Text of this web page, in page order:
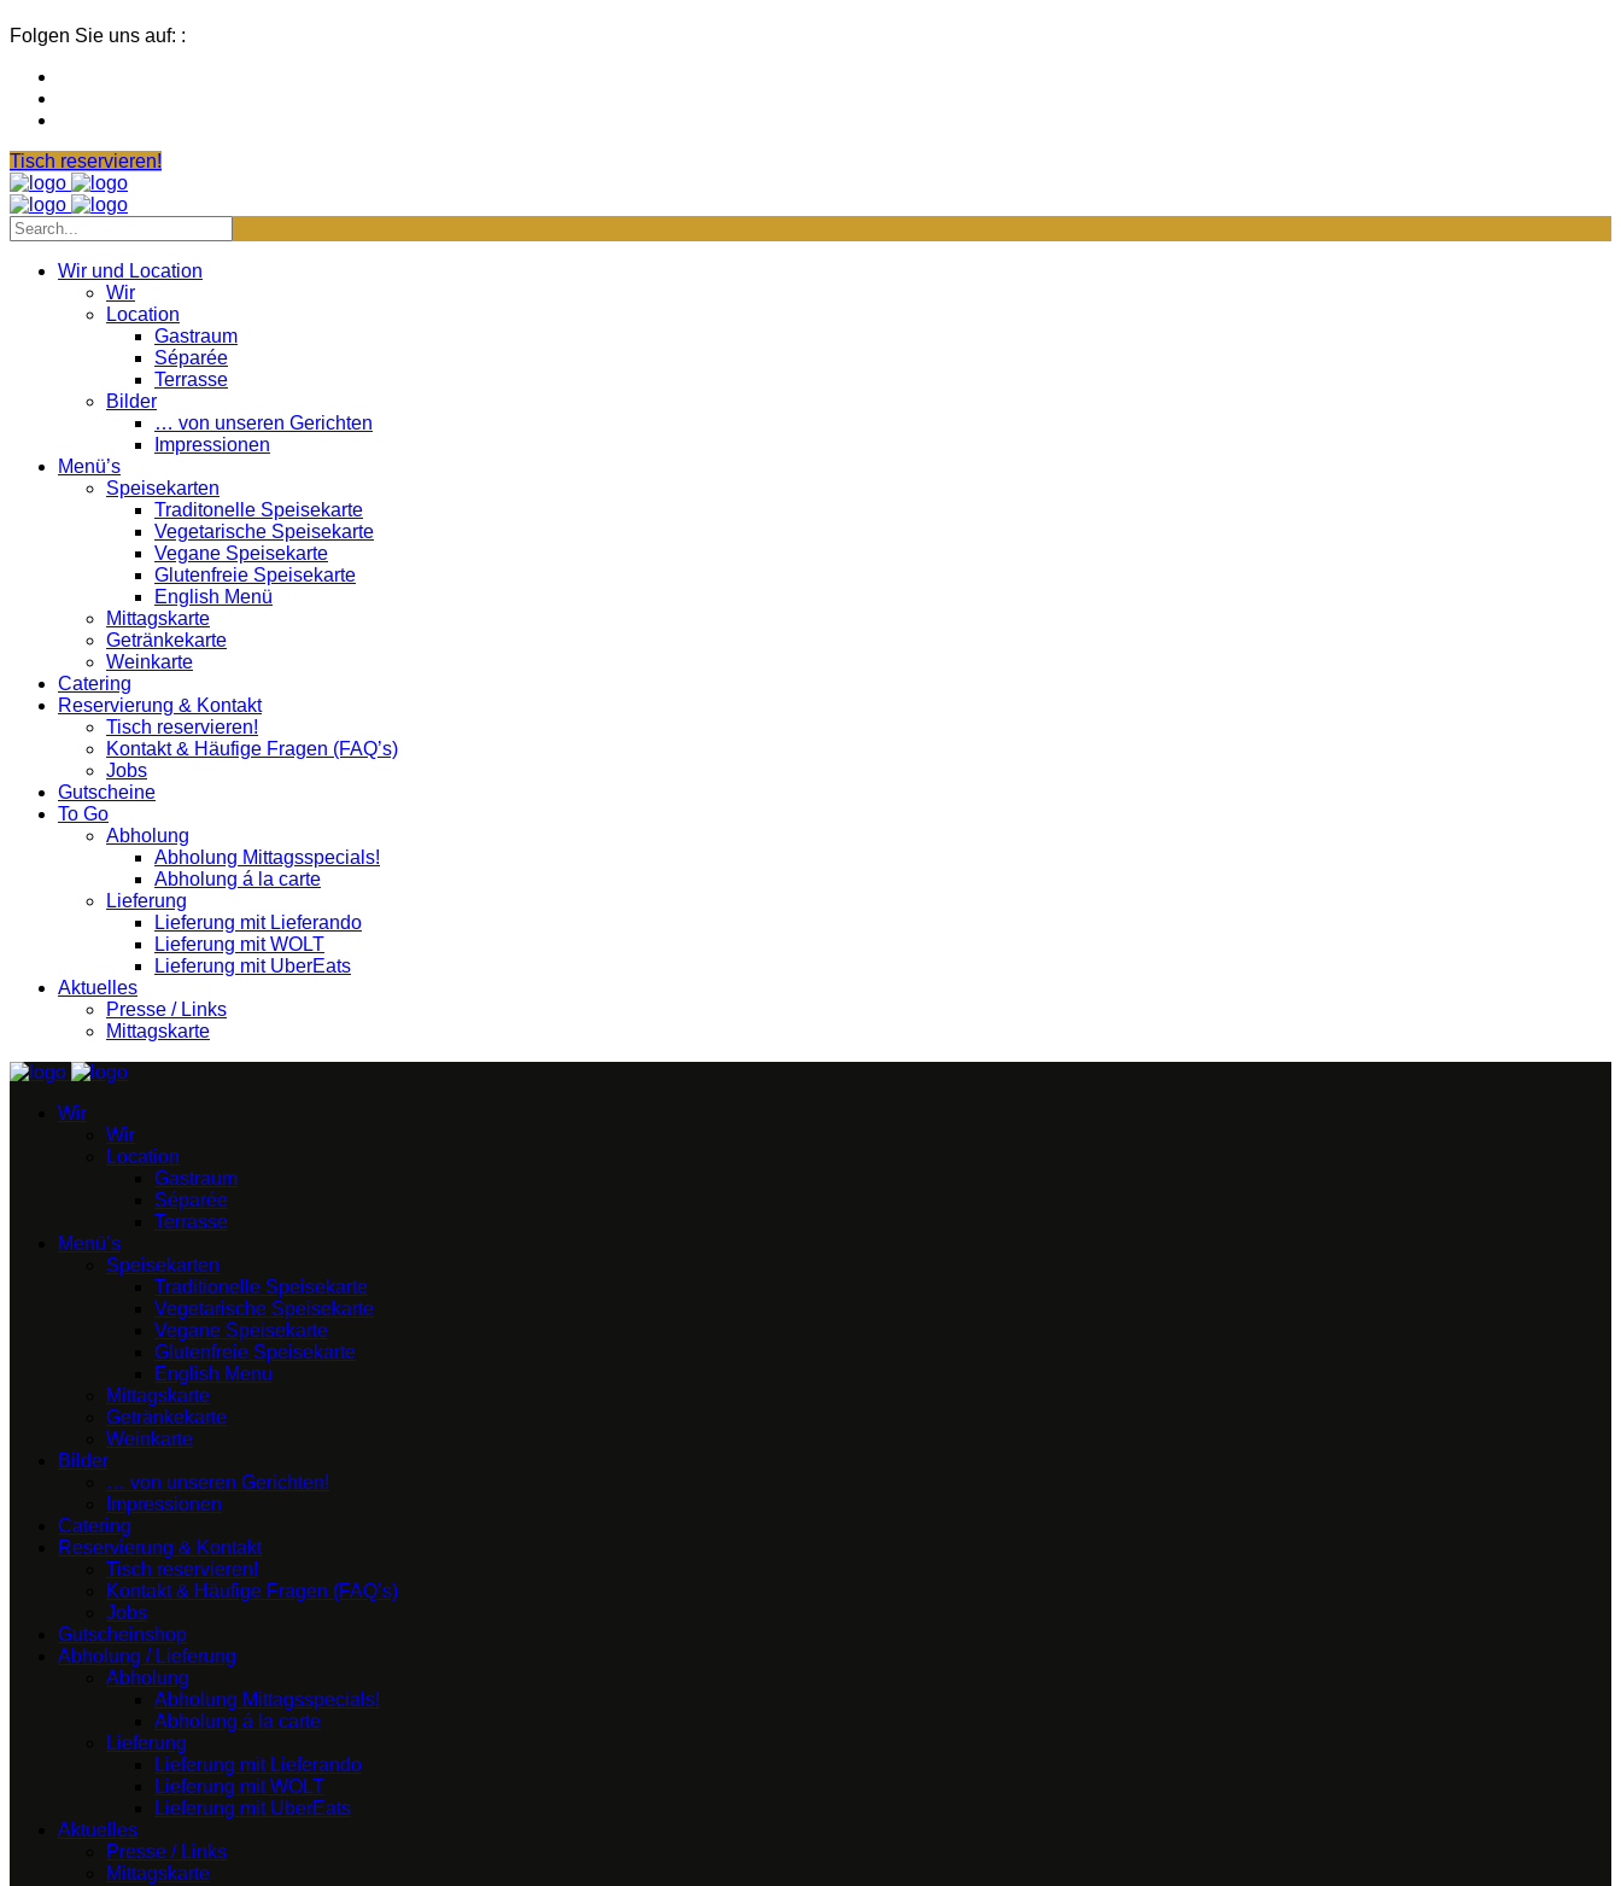
Folgen Sie uns auf: :
Tisch reservieren!
Wir und Location
Wir
Location
Gastraum
Séparée
Terrasse
Bilder
… von unseren Gerichten
Impressionen
Menü’s
Speisekarten
Traditonelle Speisekarte
Vegetarische Speisekarte
Vegane Speisekarte
Glutenfreie Speisekarte
English Menü
Mittagskarte
Getränkekarte
Weinkarte
Catering
Reservierung & Kontakt
Tisch reservieren!
Kontakt & Häufige Fragen (FAQ’s)
Jobs
Gutscheine
To Go
Abholung
Abholung Mittagsspecials!
Abholung á la carte
Lieferung
Lieferung mit Lieferando
Lieferung mit WOLT
Lieferung mit UberEats
Aktuelles
Presse / Links
Mittagskarte
Wir
Wir
Location
Gastraum
Séparée
Terrasse
Menü’s
Speisekarten
Traditionelle Speisekarte
Vegetarische Speisekarte
Vegane Speisekarte
Glutenfreie Speisekarte
English Menu
Mittagskarte
Getränkekarte
Weinkarte
Bilder
… von unseren Gerichten!
Impressionen
Catering
Reservierung & Kontakt
Tisch reservieren!
Kontakt & Häufige Fragen (FAQ’s)
Jobs
Gutscheinshop
Abholung / Lieferung
Abholung
Abholung Mittagsspecials!
Abholung á la carte
Lieferung
Lieferung mit Lieferando
Lieferung mit WOLT
Lieferung mit UberEats
Aktuelles
Presse / Links
Mittagskarte